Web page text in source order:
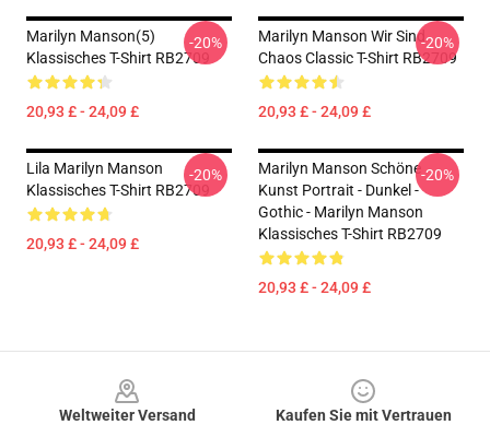
Marilyn Manson(5)
Klassisches T-Shirt RB2709
20,93 £ - 24,09 £
-20%
Marilyn Manson Wir Sind
Chaos Classic T-Shirt RB2709
20,93 £ - 24,09 £
-20%
Lila Marilyn Manson
Klassisches T-Shirt RB2709
20,93 £ - 24,09 £
-20%
Marilyn Manson Schöne
Kunst Portrait - Dunkel -
Gothic - Marilyn Manson
Klassisches T-Shirt RB2709
20,93 £ - 24,09 £
-20%
Weltweiter Versand
Kaufen Sie mit Vertrauen